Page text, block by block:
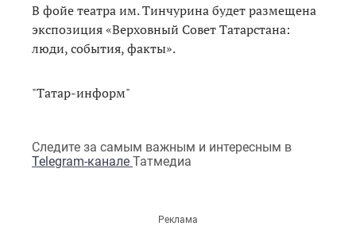
В фойе театра им. Тинчурина будет размещена
экспозиция «Верховный Совет Татарстана:
люди, события, факты».
"Татар-информ"
Следите за самым важным и интересным в
Telegram-канале Татмедиа
Реклама